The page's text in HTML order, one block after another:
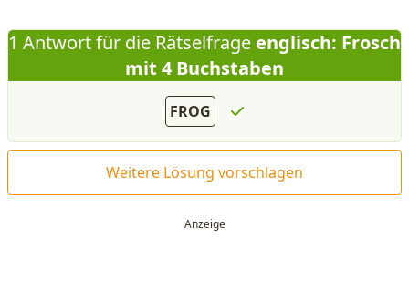
1 Antwort für die Rätselfrage englisch: Frosch
mit 4 Buchstaben
FROG
Weitere Lösung vorschlagen